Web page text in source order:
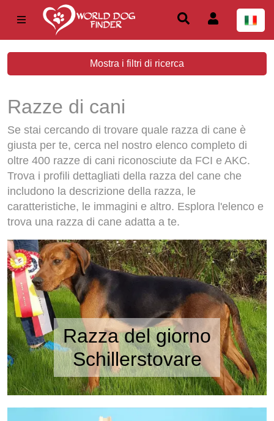
Mostra i filtri di ricerca
Razze di cani
Se stai cercando di trovare quale razza di cane è
giusta per te, cerca nel nostro elenco completo di
oltre 400 razze di cani riconosciute da FCI e AKC.
Trova i profili dettagliati della razza del cane che
includono la descrizione della razza, le
caratteristiche, le immagini e altro. Esplora l'elenco e
trova una razza di cane adatta a te.
Razza del giorno
Schillerstovare